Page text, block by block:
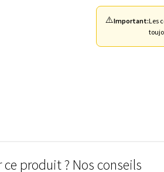
⚠️Important:Les
produit ? Nos conseils